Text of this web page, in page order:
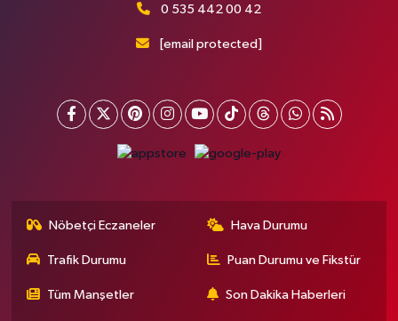
0 535 442 00 42
[email protected]
Nöbetçi Eczaneler Hava Durumu
Trafik Durumu Puan Durumu ve Fikstür
Tüm Manşetler Son Dakika Haberleri